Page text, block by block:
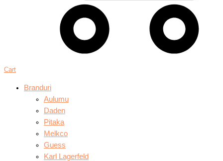
Cart
Branduri
Aulumu
Daden
Pitaka
Melkco
Guess
Karl Lagerfeld